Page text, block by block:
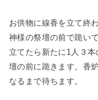
お供物に線香を立て終
神様の祭壇の前で跪い
立てたら新たに1人３
壇の前に跪きます。香
なるまで待ちます。